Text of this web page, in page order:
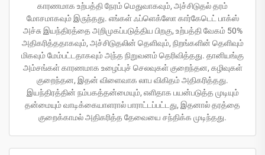
காரணமாக உற்பத்தி நேரம் மெதுவாகவும், அச்சிடுதல் தரம்
மோசமாகவும் இருந்தது. எங்கள் ஃப்ளெக்ஸோ கார்கேடெட் பாக்ஸ்
அச்சு இயந்திரத்தை அறிமுகப்படுத்திய பிறகு, உற்பத்தி வேகம் 50%
அதிகரித்ததாகவும், அச்சிடுதலின் தெளிவும், நிறங்களின் தெளிவும்
மிகவும் மேம்பட்டதாகவும் அந்த நிறுவனம் தெரிவித்தது. தானியங்கு
அம்சங்கள் காரணமாக உழைப்புச் செலவுகள் குறைந்தன, கழிவுகள்
குறைந்தன, இதன் விளைவாக லாப விகிதம் அதிகரித்தது.
இயந்திரத்தின் நம்பகத்தன்மையும், எளிதாக பயன்படுத்த முடியும்
தன்மையும் வாடிக்கையாளரால் பாராட்டப்பட்டது, இதனால் தரத்தை
குறைக்காமல் அதிகரித்த தேவையை சந்திக்க முடிந்தது.